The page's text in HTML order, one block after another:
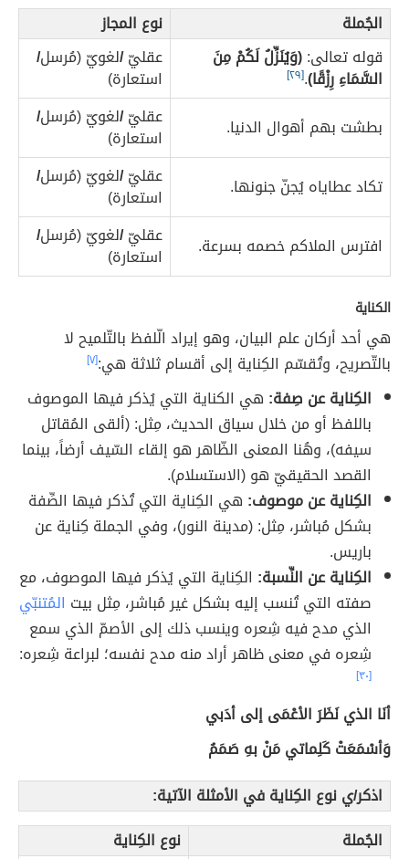
الجُملة
نوع المجاز
قوله تعالى:(وَيُنَزِّلُ لَكُمْ مِنَ
السَّمَاءِ رِزْقًا).[٢٩]
عقليّ/لغويّ (مُرسل/
استعارة)
بطشت بهم أهوال الدنيا.
عقليّ/لغويّ (مُرسل/
استعارة)
تكاد عطاياه يُجنّ جنونها.
عقليّ/لغويّ (مُرسل/
استعارة)
افترس الملاكم خصمه بسرعة.
عقليّ/لغويّ (مُرسل/
استعارة)
الكناية
هي أحد أركان علم البيان، وهو إيراد الّلفظ بالتّلميح لا
بالتّصريح، وتُقسّم الكِناية إلى أقسام ثلاثة هي:[٧]
الكِناية عن صِفة: هي الكناية التي يُذكر فيها الموصوف
باللفظ أو من خلال سياق الحديث، مِثل: (ألقى المُقاتل
سيفه)، وهُنا المعنى الظّاهر هو إلقاء السّيف أرضاً، بينما
القصد الحقيقيّ هو (الاستسلام).
الكِناية عن موصوف: هي الكِناية التي تُذكر فيها الصِّفة
بشكل مُباشر، مِثل: (مدينة النور)، وفي الجملة كِناية عن
باريس.
الكِناية عن النِّسبة: الكِناية التي يُذكر فيها الموصوف، مع
صفته التي تُنسب إليه بشكل غير مُباشر، مِثل بيت المُتنبّي
الذي مدح فيه شِعره وينسب ذلك إلى الأصمّ الذي سمع
شِعره في معنى ظاهر أراد منه مدح نفسه؛ لبراعة شِعره:
[٣٠]
أنَا الذي نَظَرَ الأعْمَى إلى أدَبي
وَأسْمَعَتْ كَلِماتي مَنْ بهِ صَمَمُ
اذكر/ي نوع الكِناية في الأمثلة الآتية:
الجُملة
نوع الكِناية